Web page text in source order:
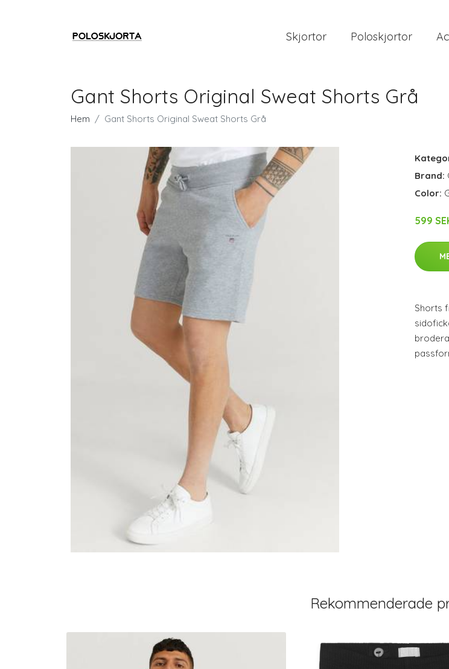
Skjortor Poloskjortor
Gant Shorts Original Sweat Shorts Grå
Hem Gant Shorts Original Sweat Shorts Grå
Brand:
Color:
599
Shorts
Rekommenderade